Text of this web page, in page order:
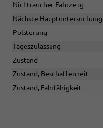
Nichtraucher-Fahrzeug
Nächste Hauptuntersuchung
Polsterung
Tageszulassung
Zustand
Zustand, Beschaffenheit
Zustand, Fahrfähigkeit